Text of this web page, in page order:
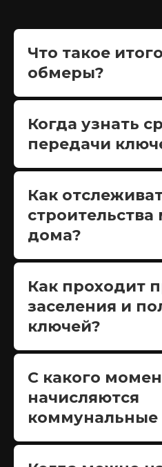
Что такое
обмеры?
Когда узнать
передачи
Как
строительства
дома?
Как проходит
заселения и
ключей?
С какого
начисляются
коммунальные